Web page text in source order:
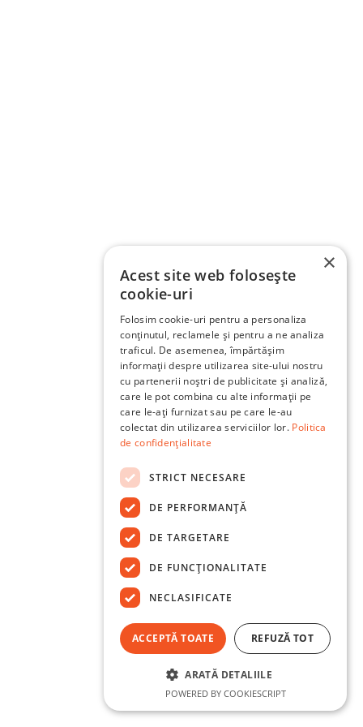
×
Acest site web folosește
cookie-uri
Folosim cookie-uri pentru a personaliza
conținutul, reclamele și pentru a ne analiza
traficul. De asemenea, împărtășim
informații despre utilizarea site-ului nostru
cu partenerii noștri de publicitate și analiză,
care le pot combina cu alte informații pe
care le-ați furnizat sau pe care le-au
colectat din utilizarea serviciilor lor. Politica
de confidențialitate
STRICT NECESARE
DE PERFORMANȚĂ
DE TARGETARE
DE FUNCŢIONALITATE
NECLASIFICATE
ACCEPTĂ TOATE REFUZĂ TOT
ARATĂ DETALIILE
POWERED BY COOKIESCRIPT